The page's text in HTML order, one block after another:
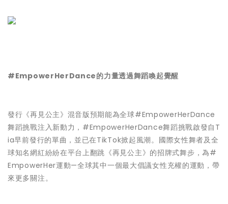
#EmpowerHerDance的力量透過舞蹈喚起覺醒
發行《再見公主》混音版預期能為全球#EmpowerHerDance
舞蹈挑戰注入新動力，#EmpowerHerDance舞蹈挑戰啟發自T
ia早前發行的單曲，並已在TikTok掀起風潮。國際女性舞者及全
球知名網紅紛紛在平台上翻跳《再見公主》的招牌式舞步，為#
EmpowerHer運動—全球其中一個最大倡議女性充權的運動，帶
來更多關注。